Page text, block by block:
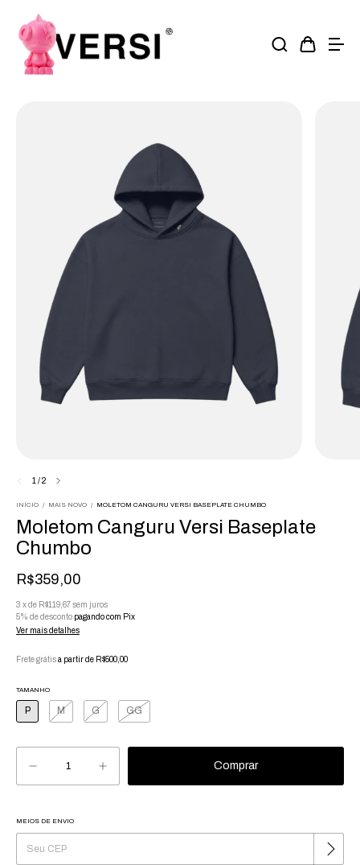
1/2
INÍCIO / MAIS NOVO / MOLETOM CANGURU VERSI BASEPLATE CHUMBO
Moletom Canguru Versi Baseplate
Chumbo
R$359,00
3 xde R$119,67sem juros
5% de desconto pagando com Pix
Ver mais detalhes
Frete grátisa partir de R$500,00
TAMANHO
P M G GG
Entregas para o CEP:
MEIOS DE ENVIO